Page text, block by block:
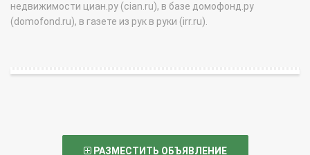
недвижимости циан.ру (cian.ru), в базе домофонд.ру
(domofond.ru), в газете из рук в руки (irr.ru).
РАЗМЕСТИТЬ ОБЪЯВЛЕНИЕ